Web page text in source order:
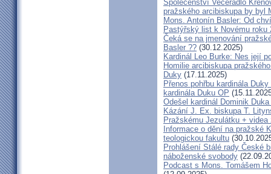
Společenství Večeřadlo
pražského arcibiskupa by byl
Mons. Antonín Basler: Od
Pastýřský list k Novému roku
Čeká se na jmenování
Basler ?? (30.12.2025)
Kardinál Leo Burke: Nes její
Homilie arcibiskupa
Duky (17.11.2025)
Přenos pohřbu kardinála
kardinála Duku OP
Odešel kardinál Dominik
Kázání J. Ex. biskupa T.
Pražskému Jezulátku + videa
Informace o dění na pražské
teologickou fakultu
Prohlášení Stálé rady České
náboženské svobody
Podcast s Mons. Tomášem